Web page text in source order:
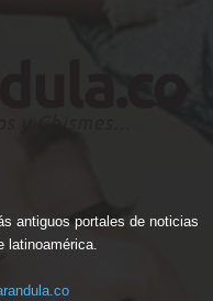
antiguos portales de noticias
latinoamérica.